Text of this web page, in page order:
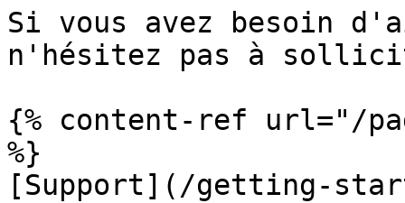
Si vous avez besoin
n'hésitez pas à
{% content-ref url="/
%}
[Support](/getting-